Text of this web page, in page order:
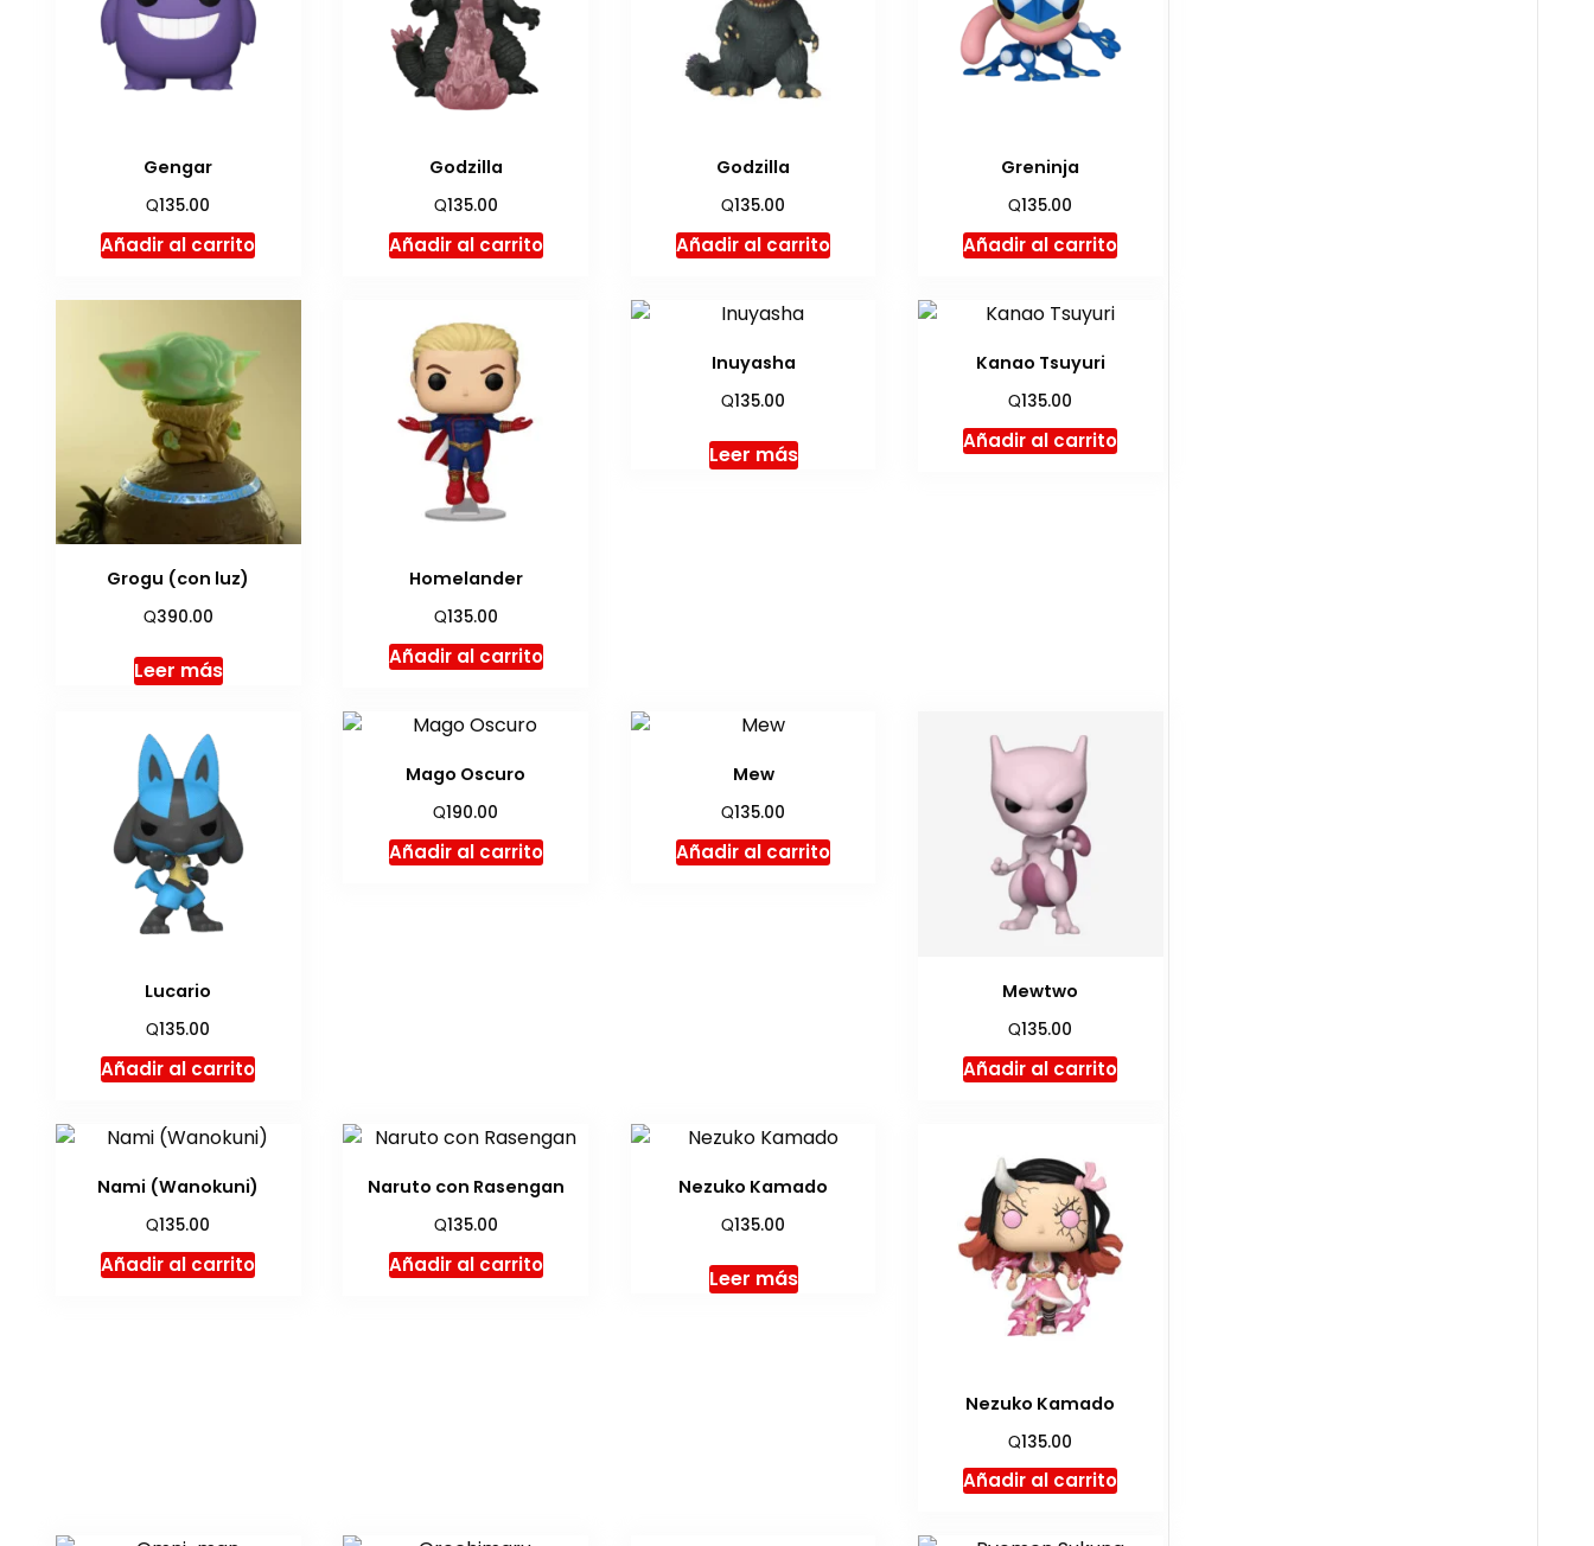
Gengar
Q135.00
Añadir al carrito
Godzilla
Q135.00
Añadir al carrito
Godzilla
Q135.00
Añadir al carrito
Greninja
Q135.00
Añadir al carrito
Grogu (con luz)
Q390.00
Leer más
Homelander
Q135.00
Añadir al carrito
Inuyasha
Q135.00
Leer más
Kanao Tsuyuri
Q135.00
Añadir al carrito
Lucario
Q135.00
Añadir al carrito
Mago Oscuro
Q190.00
Añadir al carrito
Mew
Q135.00
Añadir al carrito
Mewtwo
Q135.00
Añadir al carrito
Nami (Wanokuni)
Q135.00
Añadir al carrito
Naruto con Rasengan
Q135.00
Añadir al carrito
Nezuko Kamado
Q135.00
Leer más
Nezuko Kamado
Q135.00
Añadir al carrito